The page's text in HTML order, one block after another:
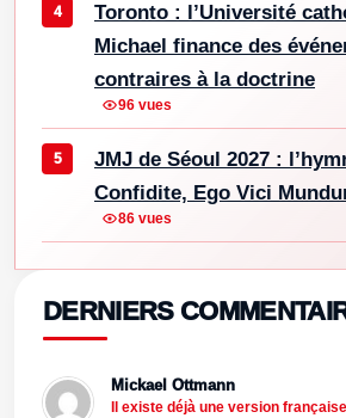
Toronto : l’Université
Michael finance des
contraires à la doctrine
96 vues
JMJ de Séoul 2027 :
Confidite, Ego Vici
86 vues
DERNIERS
Mickael Ottmann
Il existe déjà une version